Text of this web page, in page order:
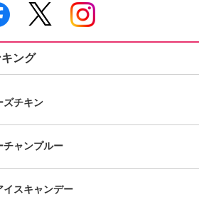
ング
ズチキン
チャンプルー
イスキャンデー